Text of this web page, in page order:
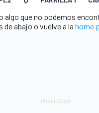
algo que no podemos
de abajo o vuelve a la home